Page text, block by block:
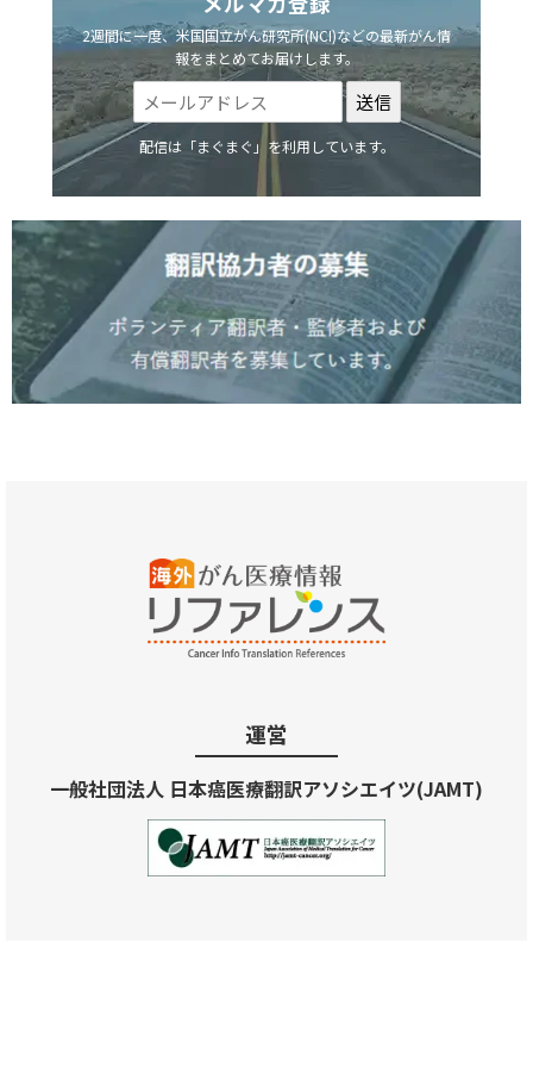
2週間に一度、米国国立がん研究所(NCI)などの最新がん情
報をまとめてお届けします。
配信は「まぐまぐ」を利用しています。
運営
一般社団法人 日本癌医療翻訳アソシエイツ(JAMT)